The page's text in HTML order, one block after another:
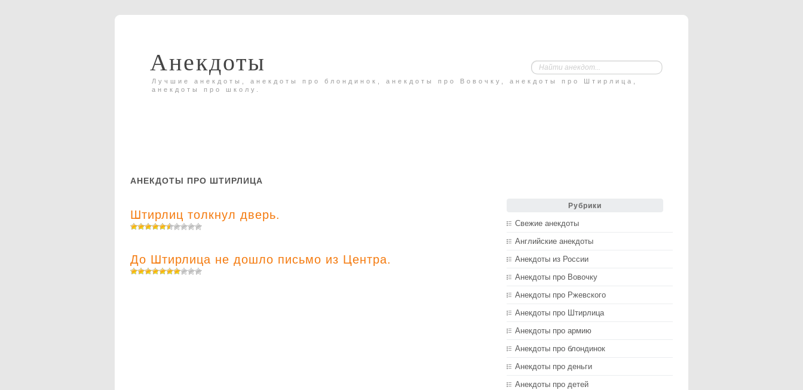
Анекдоты
Лучшие анекдоты, анекдоты про блондинок, анекдоты про Вовочку, анекдоты про Штирлица,
анекдоты про школу.
АНЕКДОТЫ ПРО ШТИРЛИЦА
Штирлиц толкнул дверь.
До Штирлица не дошло письмо из Центра.
Рубрики
Свежие анекдоты
Английские анекдоты
Анекдоты из России
Анекдоты про Вовочку
Анекдоты про Ржевского
Анекдоты про Штирлица
Анекдоты про армию
Анекдоты про блондинок
Анекдоты про деньги
Анекдоты про детей